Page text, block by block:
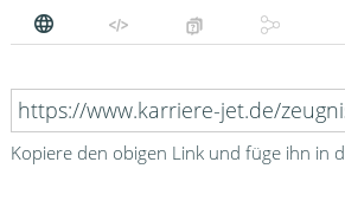
Kopiere den obigen Link und füge ihn in